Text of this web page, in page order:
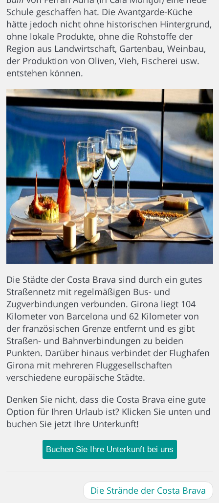
Schule geschaffen hat. Die Avantgarde-Küche
hätte jedoch nicht ohne historischen Hintergrund,
ohne lokale Produkte, ohne die Rohstoffe der
Region aus Landwirtschaft, Gartenbau, Weinbau,
der Produktion von Oliven, Vieh, Fischerei usw.
entstehen können.
Die Städte der Costa Brava sind durch ein gutes
Straßennetz mit regelmäßigen Bus- und
Zugverbindungen verbunden. Girona liegt 104
Kilometer von Barcelona und 62 Kilometer von
der französischen Grenze entfernt und es gibt
Straßen- und Bahnverbindungen zu beiden
Punkten. Darüber hinaus verbindet der Flughafen
Girona mit mehreren Fluggesellschaften
verschiedene europäische Städte.
Denken Sie nicht, dass die Costa Brava eine gute
Option für Ihren Urlaub ist? Klicken Sie unten und
buchen Sie jetzt Ihre Unterkunft!
Buchen Sie Ihre Unterkunft bei uns
Die Strände der Costa Brava